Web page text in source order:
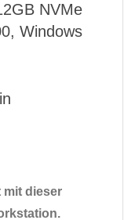
NVMe
Windows
mit dieser